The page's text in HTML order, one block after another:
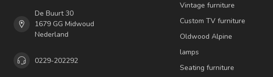
De Buurt 30
1679 GG Midwoud
Nederland
0229-202292
Vintage furniture
Custom TV furniture
Oldwood Alpine
lamps
Seating furniture